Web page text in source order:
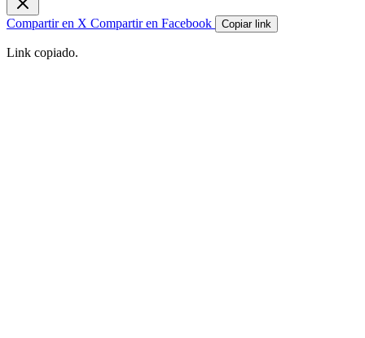
Compartir en X Compartir en Facebook Copiar link
Link copiado.